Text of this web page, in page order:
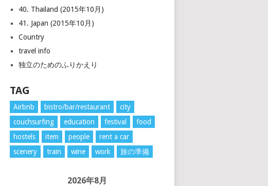
40. Thailand (2015年10月)
41. Japan (2015年10月)
Country
travel info
独立のためのふりかえり
TAG
Airbnb bistro/bar/restaurant
city
couchsurfing
education festival
food
hostels
item people
rent a car
scenery
train wine work 旅の準備
2026年8月